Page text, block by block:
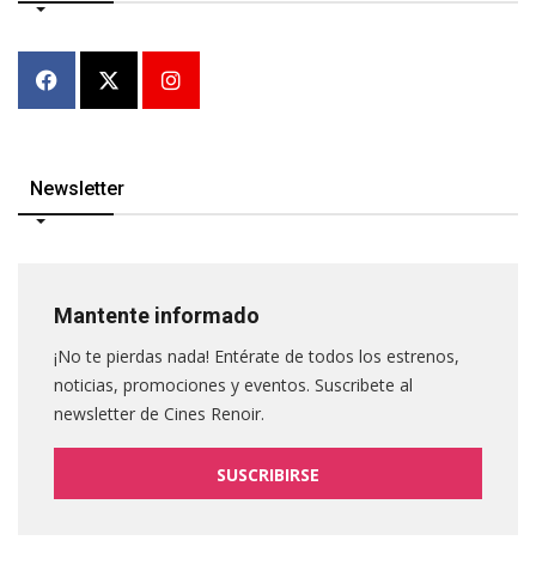
Newsletter
Mantente informado
¡No te pierdas nada! Entérate de todos los estrenos,
noticias, promociones y eventos. Suscribete al
newsletter de Cines Renoir.
SUSCRIBIRSE